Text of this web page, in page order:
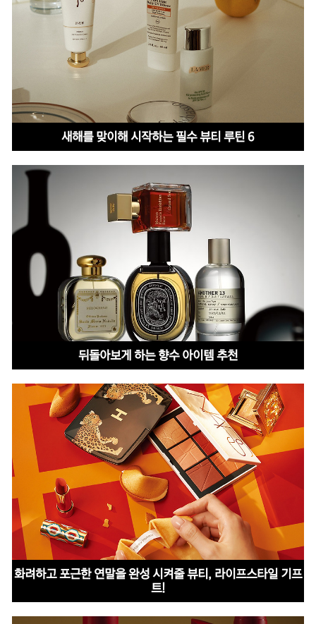
새해를 맞이해 시작하는 필수 뷰티 루틴 6
뒤돌아보게 하는 향수 아이템 추천
화려하고 포근한 연말을 완성 시켜줄 뷰티, 라이프스타일 기프
트!